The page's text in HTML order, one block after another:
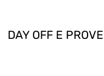
DAY OFF E